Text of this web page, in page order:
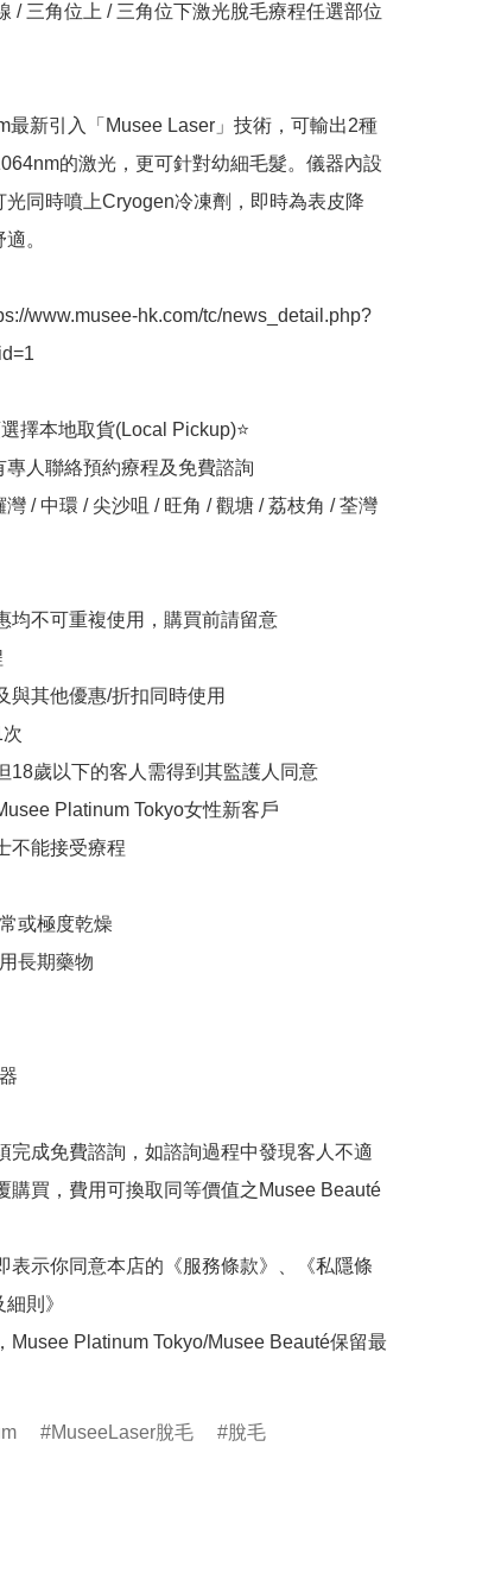
/ 三角位上 / 三角位下激光脫毛療程任選部位
最新引入「Musee Laser」技術，可輸出2種
的激光，更可針對幼細毛髮。儀器內設
光同時噴上Cryogen冷凍劑，即時為表皮降
。
www.musee-hk.com/tc/news_detail.php?
擇本地取貨(Local Pickup)⭐
專人聯絡預約療程及免費諮詢
/ 中環 / 尖沙咀 / 旺角 / 觀塘 / 荔枝角 / 荃灣
均不可重複使用，購買前請留意
與其他優惠/折扣同時使用
次
18歲以下的客人需得到其監護人同意
Platinum Tokyo女性新客戶
不能接受療程
或極度乾燥
長期藥物
完成免費諮詢，如諮詢過程中發現客人不適
購買，費用可換取同等價值之Musee Beauté
表示你同意本店的《服務條款》、《私隱條
則》
Musee Platinum Tokyo/Musee Beauté保留最
MuseeLaser脫毛
脫毛